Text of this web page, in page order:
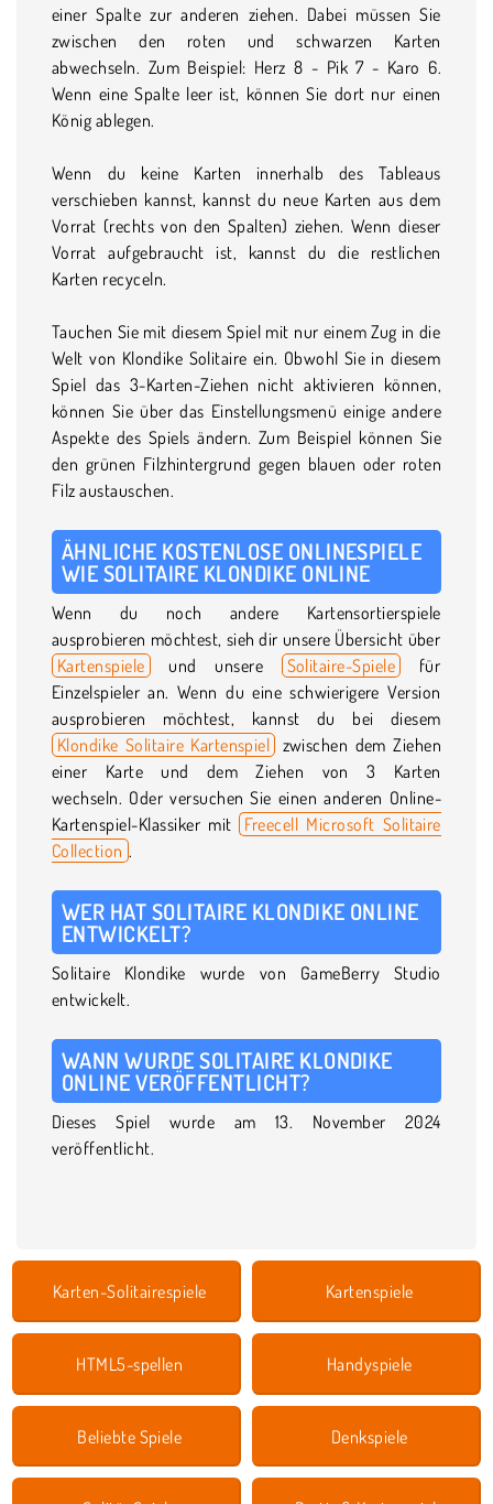
einer Spalte zur anderen ziehen. Dabei müssen Sie
zwischen den roten und schwarzen Karten
abwechseln. Zum Beispiel: Herz 8 - Pik 7 - Karo 6.
Wenn eine Spalte leer ist, können Sie dort nur einen
König ablegen.
Wenn du keine Karten innerhalb des Tableaus
verschieben kannst, kannst du neue Karten aus dem
Vorrat (rechts von den Spalten) ziehen. Wenn dieser
Vorrat aufgebraucht ist, kannst du die restlichen
Karten recyceln.
Tauchen Sie mit diesem Spiel mit nur einem Zug in die
Welt von Klondike Solitaire ein. Obwohl Sie in diesem
Spiel das 3-Karten-Ziehen nicht aktivieren können,
können Sie über das Einstellungsmenü einige andere
Aspekte des Spiels ändern. Zum Beispiel können Sie
den grünen Filzhintergrund gegen blauen oder roten
Filz austauschen.
ÄHNLICHE KOSTENLOSE ONLINESPIELE
WIE SOLITAIRE KLONDIKE ONLINE
Wenn du noch andere Kartensortierspiele
ausprobieren möchtest, sieh dir unsere Übersicht über
Kartenspiele und unsere Solitaire-Spiele
für
Einzelspieler an. Wenn du eine schwierigere Version
ausprobieren möchtest, kannst du bei diesem
Klondike Solitaire Kartenspiel zwischen dem Ziehen
einer Karte und dem Ziehen von 3 Karten
wechseln. Oder versuchen Sie einen anderen Online-
Kartenspiel-Klassiker mit Freecell Microsoft Solitaire
Collection .
WER HAT SOLITAIRE KLONDIKE ONLINE
ENTWICKELT?
Solitaire Klondike wurde von GameBerry Studio
entwickelt.
WANN WURDE SOLITAIRE KLONDIKE
ONLINE VERÖFFENTLICHT?
Dieses Spiel wurde am 13. November 2024
veröffentlicht.
Karten-Solitairespiele Kartenspiele
HTML5-spellen Handyspiele
Beliebte Spiele Denkspiele